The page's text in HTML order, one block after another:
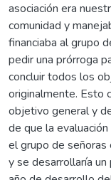
asociación era
comunidad y
financiaba al grupo
pedir una prórroga
concluir todos los
originalmente. Esto
objetivo general y
de que la
el grupo de señoras
y se desarrollaría